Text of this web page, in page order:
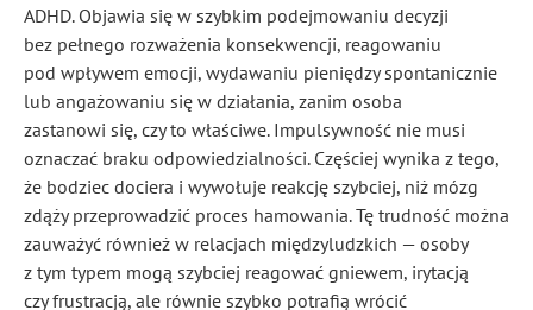
ADHD. Objawia się w szybkim podejmowaniu decyzji
bez pełnego rozważenia konsekwencji, reagowaniu
pod wpływem emocji, wydawaniu pieniędzy spontanicznie
lub angażowaniu się w działania, zanim osoba
zastanowi się, czy to właściwe. Impulsywność nie musi
oznaczać braku odpowiedzialności. Częściej wynika z tego,
że bodziec dociera i wywołuje reakcję szybciej, niż mózg
zdąży przeprowadzić proces hamowania. Tę trudność można
zauważyć również w relacjach międzyludzkich — osoby
z tym typem mogą szybciej reagować gniewem, irytacją
czy frustracją, ale równie szybko potrafią wrócić